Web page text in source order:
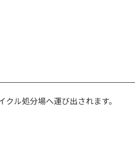
ル処分場へ運び出されます。